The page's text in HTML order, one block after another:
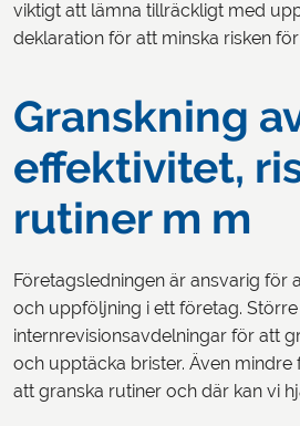
viktigt att lämna tillräckligt med
deklaration för att minska risken
Granskning
effektivitet,
rutiner m m
Företagsledningen är ansvarig för
och uppföljning i ett företag.
internrevisionsavdelningar för att
och upptäcka brister. Även mindre
att granska rutiner och där kan vi